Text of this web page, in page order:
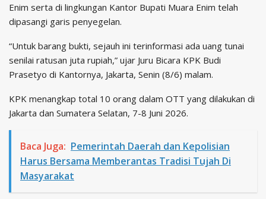
Enim serta di lingkungan Kantor Bupati Muara Enim telah
dipasangi garis penyegelan.
“Untuk barang bukti, sejauh ini terinformasi ada uang tunai
senilai ratusan juta rupiah,” ujar Juru Bicara KPK Budi
Prasetyo di Kantornya, Jakarta, Senin (8/6) malam.
KPK menangkap total 10 orang dalam OTT yang dilakukan di
Jakarta dan Sumatera Selatan, 7-8 Juni 2026.
Baca Juga: Pemerintah Daerah dan Kepolisian
Harus Bersama Memberantas Tradisi Tujah Di
Masyarakat